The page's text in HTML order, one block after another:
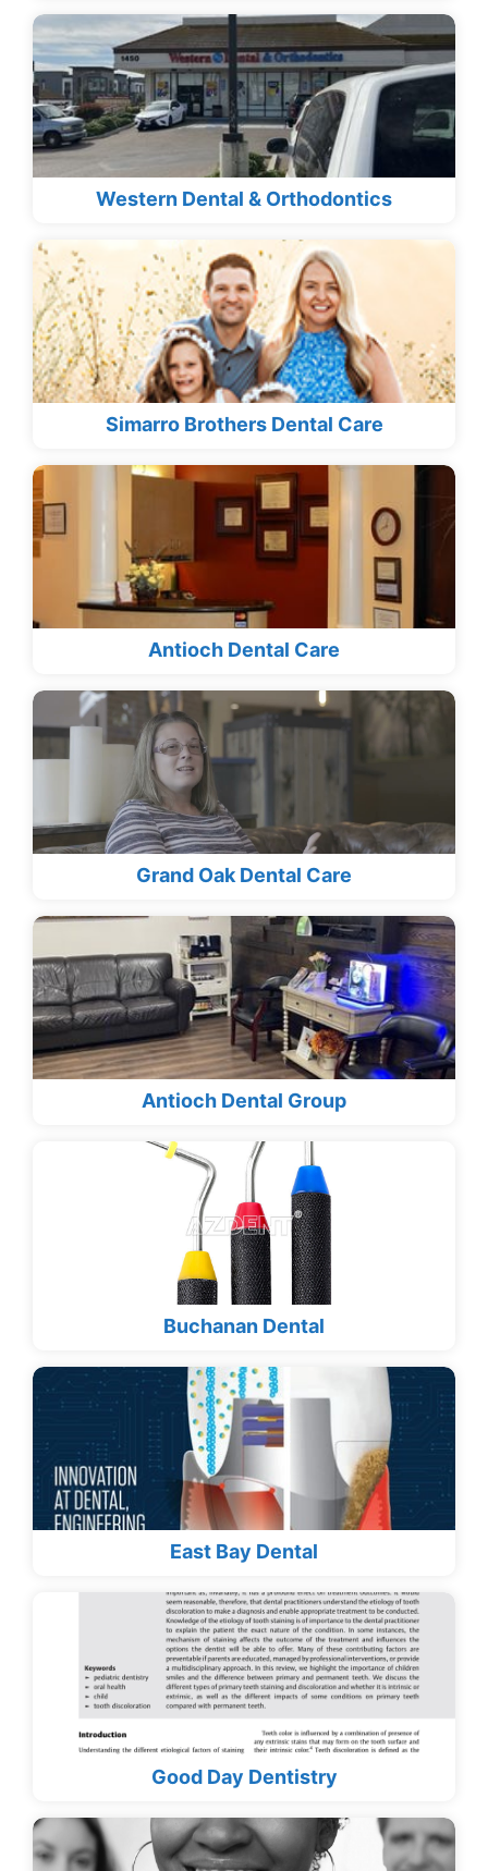
Western Dental & Orthodontics
Simarro Brothers Dental Care
Antioch Dental Care
Grand Oak Dental Care
Antioch Dental Group
Buchanan Dental
East Bay Dental
Good Day Dentistry